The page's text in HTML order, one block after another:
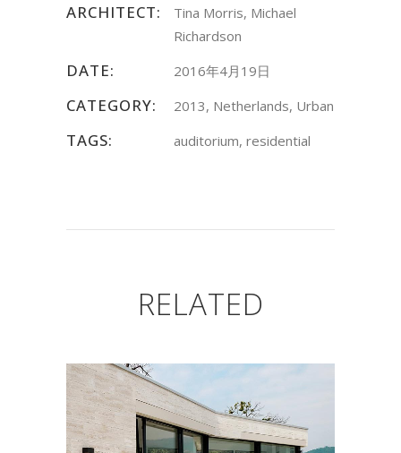
ARCHITECT:
Tina Morris, Michael
Richardson
DATE: 2016年4月19日
CATEGORY: 2013, Netherlands, Urban
TAGS: auditorium, residential
RELATED